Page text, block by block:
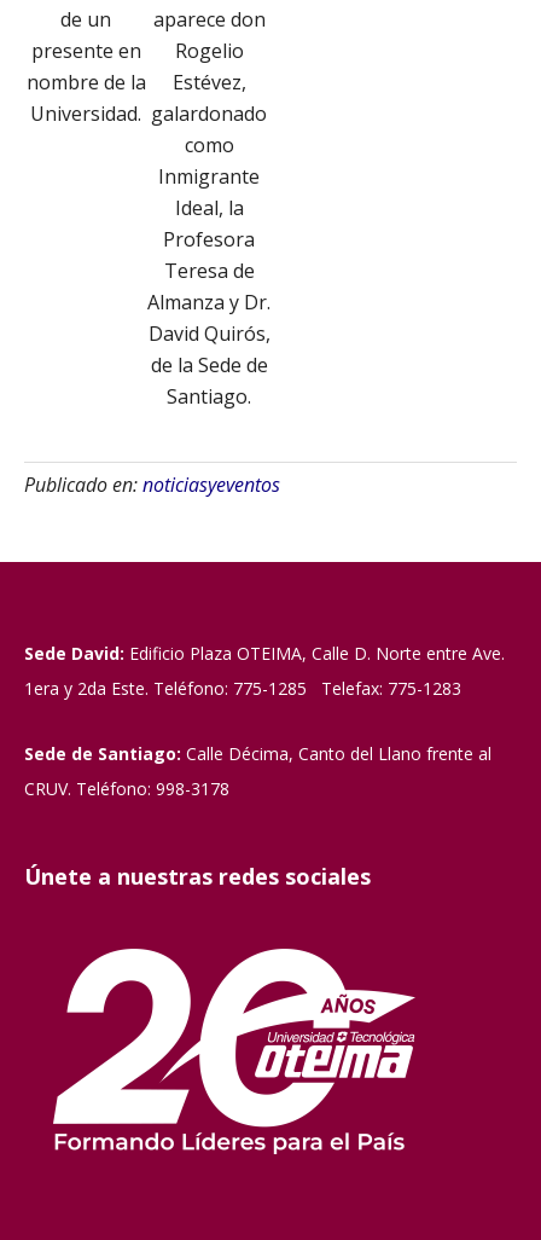
de un
presente en
nombre de la
Universidad.
aparece don
Rogelio
Estévez,
galardonado
como
Inmigrante
Ideal, la
Profesora
Teresa de
Almanza y Dr.
David Quirós,
de la Sede de
Santiago.
Publicado en:noticiasyeventos
Sede David: Edificio Plaza OTEIMA, Calle D. Norte entre Ave.
1era y 2da Este. Teléfono: 775-1285 Telefax: 775-1283
Sede de Santiago: Calle Décima, Canto del Llano frente al
CRUV. Teléfono: 998-3178
Únete a nuestras redes sociales